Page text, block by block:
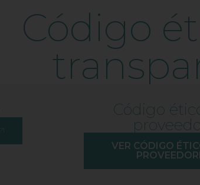
Código
Código
VER CÓDIGO